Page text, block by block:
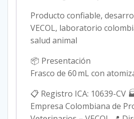
Producto confiable,
VECOL, laboratorio
salud animal
📦 Presentación
Frasco de 60 mL con
📋 Registro ICA: 10639-CV
Empresa Colombiana de